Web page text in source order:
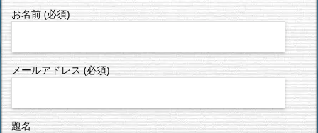
お名前 (必須)
メールアドレス (必須)
題名